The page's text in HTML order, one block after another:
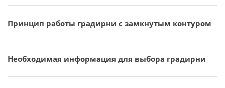
Принцип работы градирни с замкнутым контуром
Необходимая информация для выбора градирни